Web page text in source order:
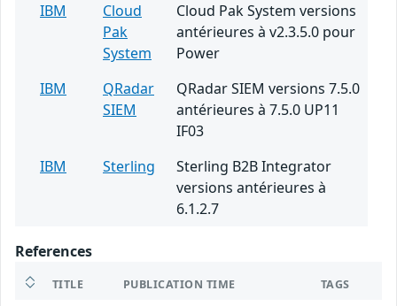
IBM
Cloud
Pak
System
Cloud Pak System versions
antérieures à v2.3.5.0 pour
Power
IBM
QRadar
SIEM
QRadar SIEM versions 7.5.0
antérieures à 7.5.0 UP11
IF03
IBM
Sterling
Sterling B2B Integrator
versions antérieures à
6.1.2.7
References
TITLE PUBLICATION TIME TAGS